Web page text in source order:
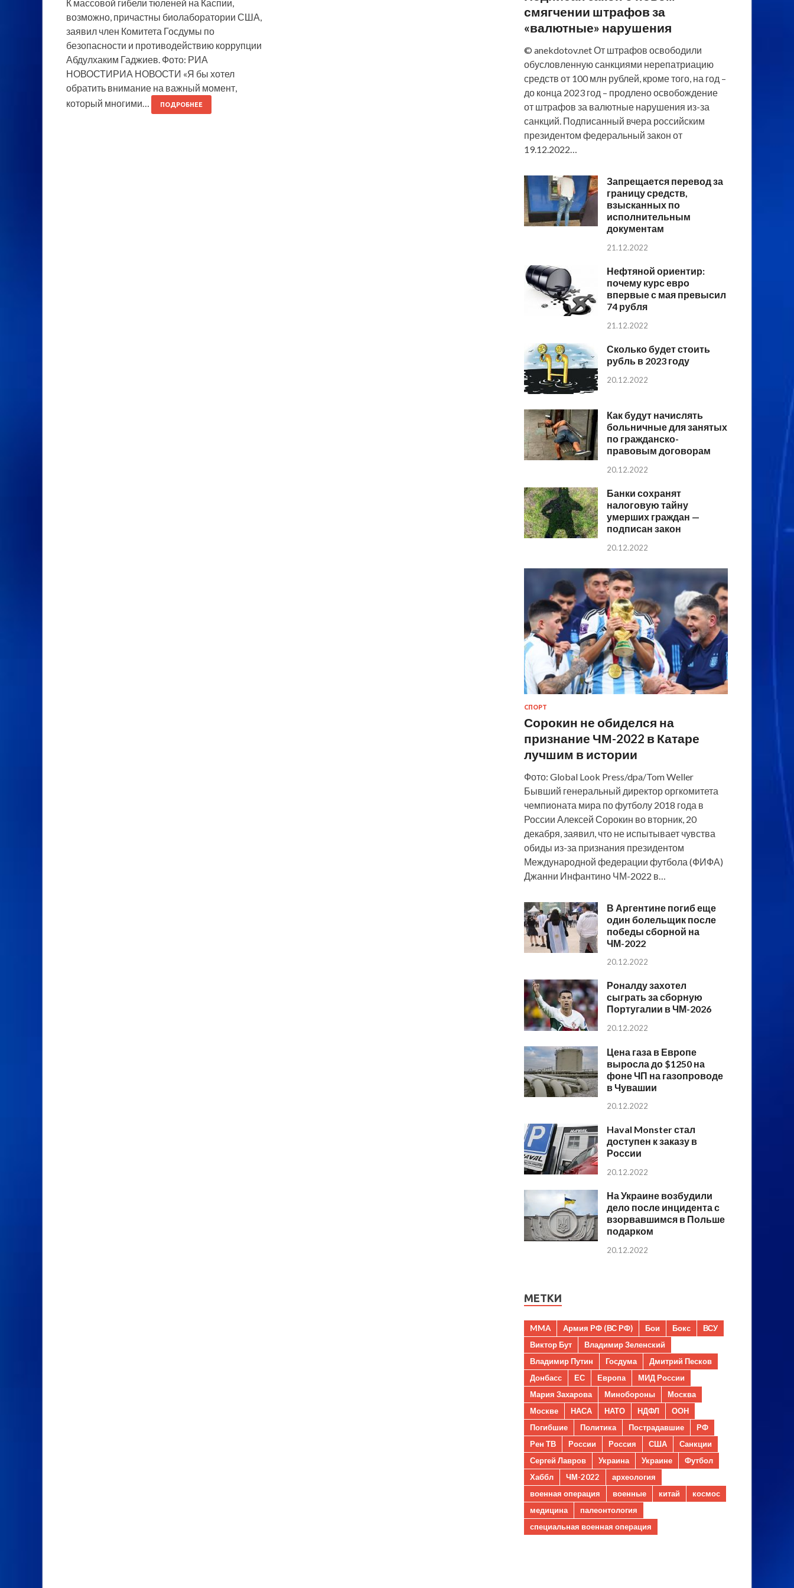
К массовой гибели тюленей на Каспии,
возможно, причастны биолаборатории США,
заявил член Комитета Госдумы по
безопасности и противодействию коррупции
Абдулхаким Гаджиев. Фото: РИА
НОВОСТИРИА НОВОСТИ «Я бы хотел
обратить внимание на важный момент,
который многими…
ПОДРОБНЕЕ
смягчении штрафов за
«валютные» нарушения
© anekdotov.net От штрафов освободили
обусловленную санкциями нерепатриацию
средств от 100 млн рублей, кроме того, на год –
до конца 2023 год – продлено освобождение
от штрафов за валютные нарушения из-за
санкций. Подписанный вчера российским
президентом федеральный закон от
19.12.2022…
Запрещается перевод за
границу средств,
взысканных по
исполнительным
документам
21.12.2022
Нефтяной ориентир:
почему курс евро
впервые с мая превысил
74 рубля
21.12.2022
Сколько будет стоить
рубль в 2023 году
20.12.2022
Как будут начислять
больничные для занятых
по гражданско-
правовым договорам
20.12.2022
Банки сохранят
налоговую тайну
умерших граждан —
подписан закон
20.12.2022
СПОРТ
Сорокин не обиделся на
признание ЧМ-2022 в Катаре
лучшим в истории
Фото: Global Look Press/dpa/Tom Weller
Бывший генеральный директор оргкомитета
чемпионата мира по футболу 2018 года в
России Алексей Сорокин во вторник, 20
декабря, заявил, что не испытывает чувства
обиды из-за признания президентом
Международной федерации футбола (ФИФА)
Джанни Инфантино ЧМ-2022 в…
В Аргентине погиб еще
один болельщик после
победы сборной на
ЧМ-2022
20.12.2022
Роналду захотел
сыграть за сборную
Португалии в ЧМ-2026
20.12.2022
Цена газа в Европе
выросла до $1250 на
фоне ЧП на газопроводе
в Чувашии
20.12.2022
Haval Monster стал
доступен к заказу в
России
20.12.2022
На Украине возбудили
дело после инцидента с
взорвавшимся в Польше
подарком
20.12.2022
МЕТКИ
MMA Армия РФ (ВС РФ) Бои Бокс
ВСУ
Виктор Бут
Владимир Зеленский
Владимир Путин
Госдума
Дмитрий Песков
Донбасс
ЕС Европа
МИД России
Мария Захарова
Минобороны
Москва
Москве
НАСА НАТО НДФЛ
ООН
Погибшие
Политика Пострадавшие
РФ
Рен ТВ
России Россия США
Санкции
Сергей Лавров
Украина Украине
Футбол
Хаббл
ЧМ-2022
археология
военная операция
военные китай
космос
медицина
палеонтология
специальная военная операция